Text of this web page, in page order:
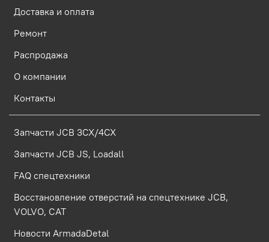
Доставка и оплата
Ремонт
Распродажа
О компании
Контакты
Запчасти JCB 3CX/4CX
Запчасти JCB JS, Loadall
FAQ спецтехники
Восстановление отверстий на спецтехнике JCB,
VOLVO, CAT
Новости ArmadaDetal